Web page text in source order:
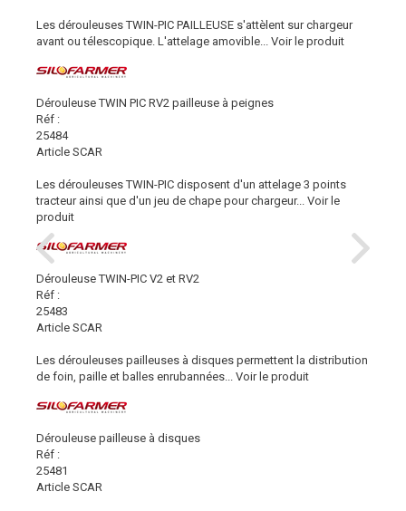
Les dérouleuses TWIN-PIC PAILLEUSE s'attèlent sur chargeur
avant ou télescopique. L'attelage amovible...
Voir le produit
Dérouleuse TWIN PIC RV2 pailleuse à peignes
Réf :
25484
Article SCAR
Les dérouleuses TWIN-PIC disposent d'un attelage 3 points
tracteur ainsi que d'un jeu de chape pour chargeur...
Voir le
produit
Dérouleuse TWIN-PIC V2 et RV2
Réf :
25483
Article SCAR
Les dérouleuses pailleuses à disques permettent la distribution
de foin, paille et balles enrubannées...
Voir le produit
Dérouleuse pailleuse à disques
Réf :
25481
Article SCAR